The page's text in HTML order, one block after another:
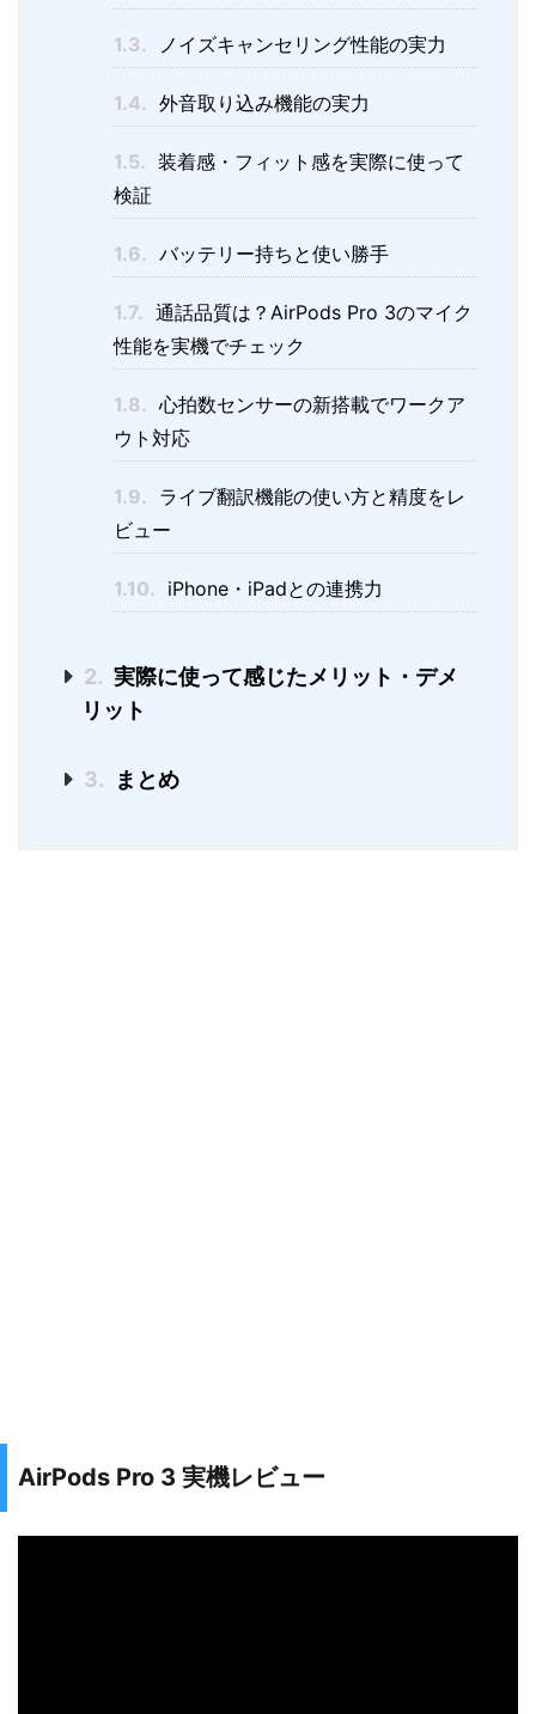
1.3. ノイズキャンセリング性能の実力
1.4. 外音取り込み機能の実力
1.5. 装着感・フィット感を実際に使って
検証
1.6. バッテリー持ちと使い勝手
1.7. 通話品質は？AirPods Pro 3のマイク
性能を実機でチェック
1.8. 心拍数センサーの新搭載でワークア
ウト対応
1.9. ライブ翻訳機能の使い方と精度をレ
ビュー
1.10. iPhone・iPadとの連携力
2. 実際に使って感じたメリット・デメ
リット
3. まとめ
AirPods Pro 3 実機レビュー